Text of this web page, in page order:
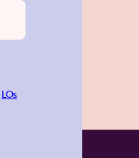
LOs